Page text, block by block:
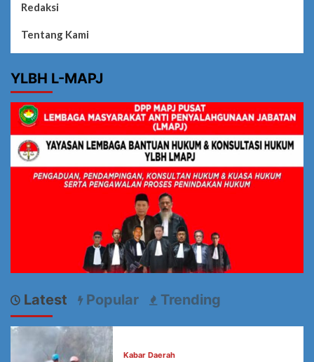
Redaksi
Tentang Kami
YLBH L-MAPJ
Latest Popular Trending
Kabar Daerah